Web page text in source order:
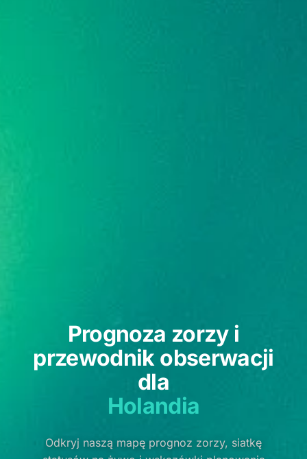
Prognoza zorzy i
przewodnik obserwacji
dla
Holandia
Odkryj naszą mapę prognoz zorzy, siatkę